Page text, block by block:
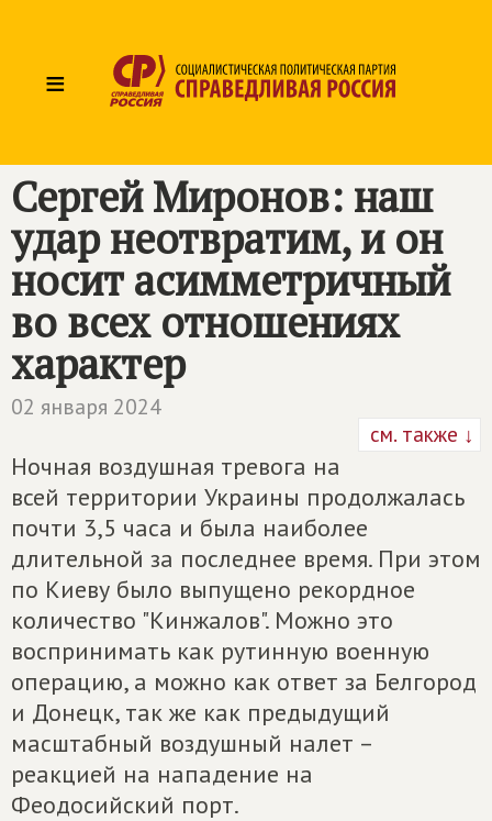
≡
Сергей Миронов: наш
удар неотвратим, и он
носит асимметричный
во всех отношениях
характер
02 января 2024
см. также ↓
Ночная воздушная тревога на
всей территории Украины продолжалась
почти 3,5 часа и была наиболее
длительной за последнее время. При этом
по Киеву было выпущено рекордное
количество "Кинжалов". Можно это
воспринимать как рутинную военную
операцию, а можно как ответ за Белгород
и Донецк, так же как предыдущий
масштабный воздушный налет –
реакцией на нападение на
Феодосийский порт.